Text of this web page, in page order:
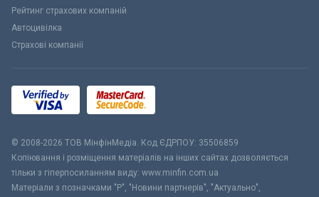
Рейтинг страхових компаній
Автоцивілка
Страхові компанії
© 2008-2026 ТОВ МiнфiнМедiа. Код ЄДРПОУ: 35506859
Копіювання і розміщення матеріалів на інших сайтах дозволяється
тільки з гіперпосиланням виду: www.minfin.com.ua
Матеріали з позначками "Р", "Новини партнерів", "Актуально",